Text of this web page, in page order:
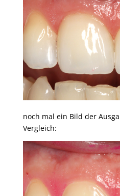
noch mal ein Bild der
Vergleich: